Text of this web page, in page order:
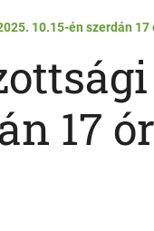
10.15-én szerdán 17
17